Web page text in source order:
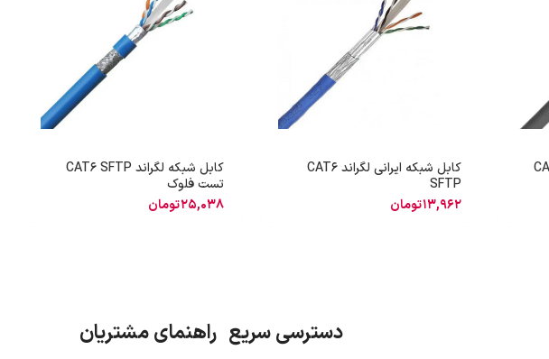
کابل شبکه ایرانی لگراند CAT6
SFTP
13,962تومان
کابل شبکه لگراند CAT6 SFTP
تست فلوک
25,038تومان
دسترسی سریع راهنمای مشتریان